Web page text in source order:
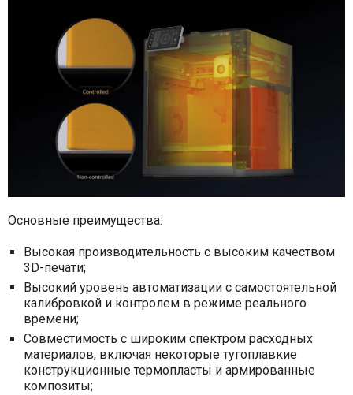
Основные преимущества:
Высокая производительность с высоким качеством
3D-печати;
Высокий уровень автоматизации с самостоятельной
калибровкой и контролем в режиме реального
времени;
Совместимость с широким спектром расходных
материалов, включая некоторые тугоплавкие
конструкционные термопласты и армированные
композиты;